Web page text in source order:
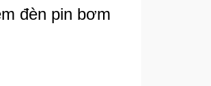
đèn pin bơm